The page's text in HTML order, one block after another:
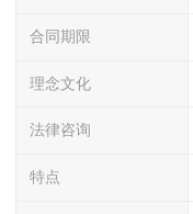
合同期限
理念文化
法律咨询
特点